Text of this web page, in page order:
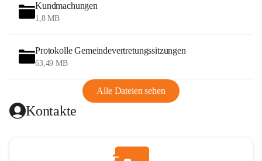
Kundmachungen
1,8 MB
Protokolle Gemeindevertretungssitzungen
63,49 MB
Alle Dateien sehen
Kontakte